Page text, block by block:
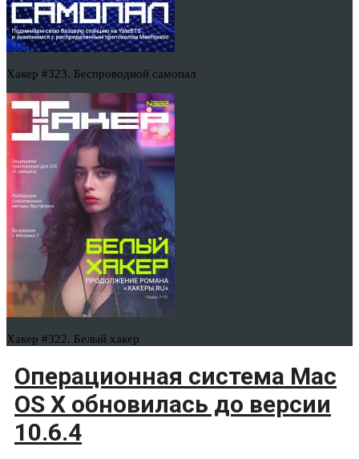
Хакер #323. Беспроводной самопал
Хакер #322. Белый хакер
Операционная система Mac
OS X обновилась до версии
10.6.4